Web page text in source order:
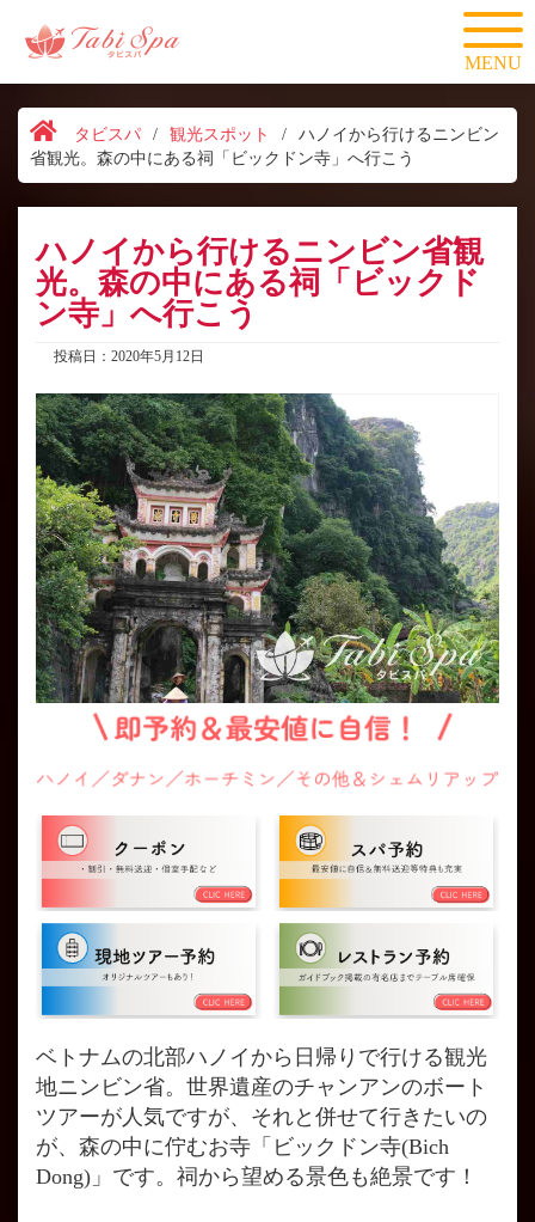
MENU
タビスパ / 観光スポット /
ハノイから行けるニンビン
省観光。森の中にある祠「ビックドン寺」へ行こう
ハノイから行けるニンビン省観
光。森の中にある祠「ビックド
ン寺」へ行こう
投稿日：2020年5月12日
ベトナムの北部ハノイから日帰りで行ける観光
地ニンビン省。世界遺産のチャンアンのボート
ツアーが人気ですが、それと併せて行きたいの
が、森の中に佇むお寺「ビックドン寺(Bich
Dong)」です。祠から望める景色も絶景です！